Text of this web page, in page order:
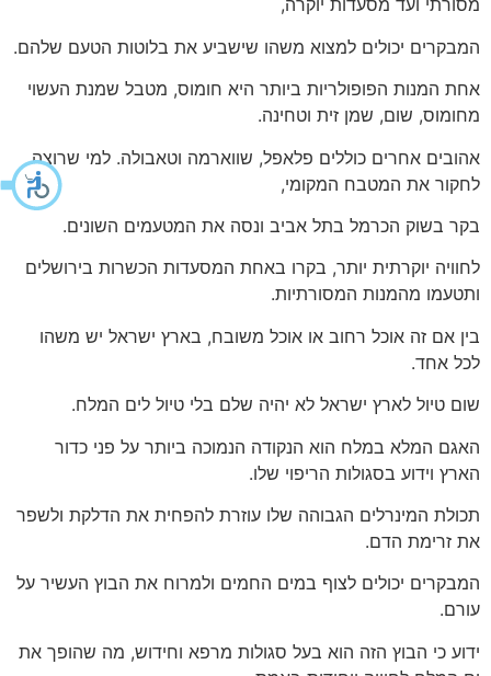
מסורתי ועד מסעדות יוקרה,
המבקרים יכולים למצוא משהו שישביע את בלוטות הטעם שלהם.
אחת המנות הפופולריות ביותר היא חומוס, מטבל שמנת העשוי
מחומוס, שום, שמן זית וטחינה.
אהובים אחרים כוללים פלאפל, שווארמה וטאבולה. למי שרוצה
לחקור את המטבח המקומי,
בקר בשוק הכרמל בתל אביב ונסה את המטעמים השונים.
לחוויה יוקרתית יותר, בקרו באחת המסעדות הכשרות בירושלים
ותטעמו מהמנות המסורתיות.
בין אם זה אוכל רחוב או אוכל משובח, בארץ ישראל יש משהו
לכל אחד.
שום טיול לארץ ישראל לא יהיה שלם בלי טיול לים המלח.
האגם המלא במלח הוא הנקודה הנמוכה ביותר על פני כדור
הארץ וידוע בסגולות הריפוי שלו.
תכולת המינרלים הגבוהה שלו עוזרת להפחית את הדלקת ולשפר
את זרימת הדם.
המבקרים יכולים לצוף במים החמים ולמרוח את הבוץ העשיר על
עורם.
ידוע כי הבוץ הזה הוא בעל סגולות מרפא וחידוש, מה שהופך את